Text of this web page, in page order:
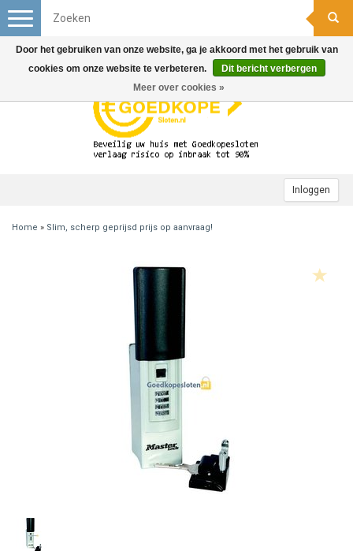
Inloggen
Toggle
navigation
Home » Slim, scherp geprijsd prijs op aanvraag!
Door het gebruiken van onze website, ga je akkoord met het gebruik van
cookies om onze website te verbeteren.
Dit bericht verbergen
Meer over cookies »